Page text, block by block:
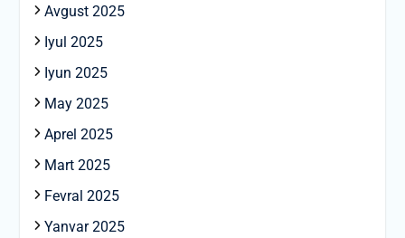
Avgust 2025
Iyul 2025
Iyun 2025
May 2025
Aprel 2025
Mart 2025
Fevral 2025
Yanvar 2025